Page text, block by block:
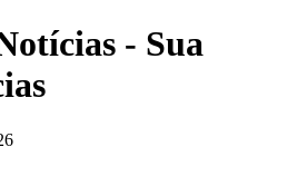
- Sua